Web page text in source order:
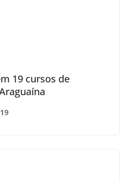
19 cursos de